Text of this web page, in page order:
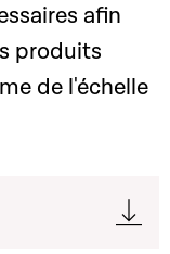
afin
produits
de l'échelle